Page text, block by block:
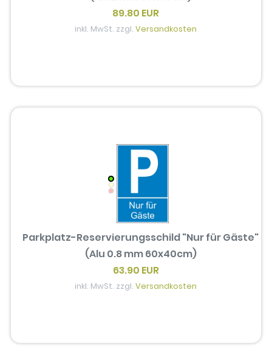
89.80 EUR
inkl. MwSt. zzgl.Versandkosten
Parkplatz-Reservierungsschild "Nur für Gäste"
(Alu 0.8 mm 60x40cm)
63.90 EUR
inkl. MwSt. zzgl.Versandkosten